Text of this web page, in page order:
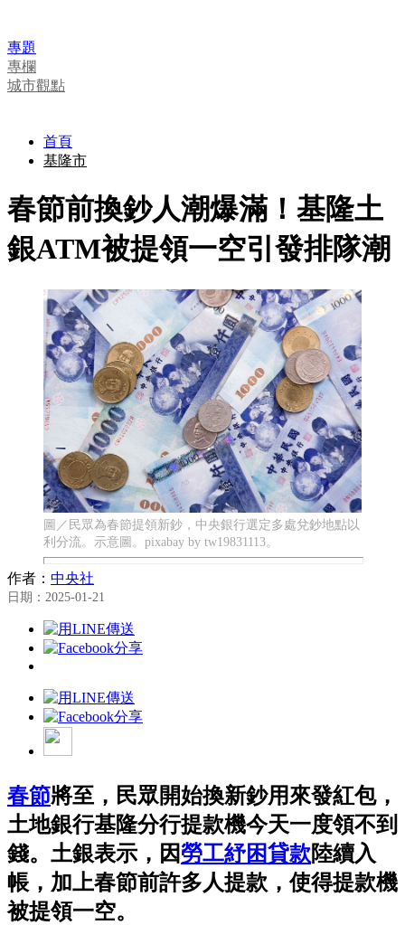
專題
專欄
城市觀點
首頁
基隆市
春節前換鈔人潮爆滿！基隆土
銀ATM被提領一空引發排隊潮
圖／民眾為春節提領新鈔，中央銀行選定多處兌鈔地點以
利分流。示意圖。pixabay by tw19831113。
作者： 中央社
日期：2025-01-21
春節將至，民眾開始換新鈔用來發紅包，
土地銀行基隆分行提款機今天一度領不到
錢。土銀表示，因勞工紓困貸款陸續入
帳，加上春節前許多人提款，使得提款機
被提領一空。